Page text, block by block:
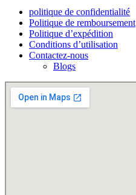
politique de confidentialité
Politique de remboursement
Politique d’expédition
Conditions d’utilisation
Contactez-nous
Blogs